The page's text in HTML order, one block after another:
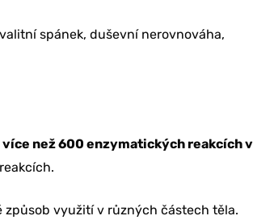
spánek, duševní nerovnováha,
více než 600 enzymatických reakcích v
způsob využití v různých částech těla.